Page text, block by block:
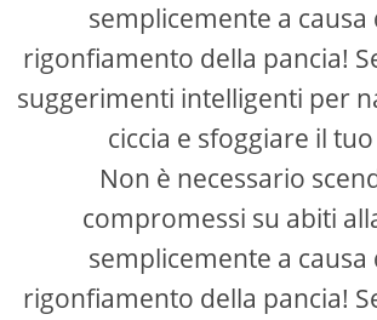
semplicemente a causa
rigonfiamento della pancia!
suggerimenti intelligenti per
ciccia e sfoggiare il
Non è necessario
compromessi su abiti
semplicemente a causa
rigonfiamento della pancia!